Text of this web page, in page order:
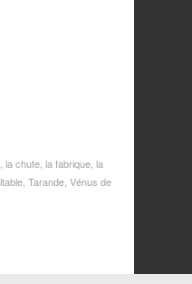
la chute la fabrique la
Tarande Vénus de